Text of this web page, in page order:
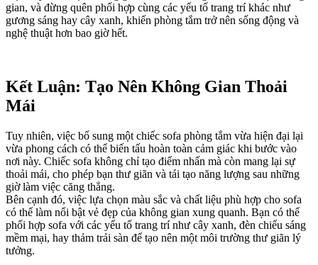
gian, và đừng quên phối hợp cùng các yếu tố trang trí khác như
gương sáng hay cây xanh, khiến phòng tắm trở nên sống động và
nghệ thuật hơn bao giờ hết.
Kết Luận: Tạo Nên Không Gian Thoải
Mái
Tuy nhiên, việc bổ sung một chiếc sofa phòng tắm vừa hiện đại lại
vừa phong cách có thể biến tấu hoàn toàn cảm giác khi bước vào
nơi này. Chiếc sofa không chỉ tạo điểm nhấn mà còn mang lại sự
thoải mái, cho phép bạn thư giãn và tái tạo năng lượng sau những
giờ làm việc căng thẳng.
Bên cạnh đó, việc lựa chọn màu sắc và chất liệu phù hợp cho sofa
có thể làm nổi bật vẻ đẹp của không gian xung quanh. Bạn có thể
phối hợp sofa với các yếu tố trang trí như cây xanh, đèn chiếu sáng
mềm mại, hay thảm trải sàn để tạo nên một môi trường thư giãn lý
tưởng.